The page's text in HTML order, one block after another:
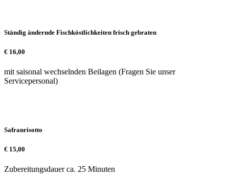
Ständig ändernde Fischköstlichkeiten frisch gebraten
€ 16,00
mit saisonal wechselnden Beilagen (Fragen Sie unser
Servicepersonal)
Safranrisotto
€ 15,00
Zubereitungsdauer ca. 25 Minuten